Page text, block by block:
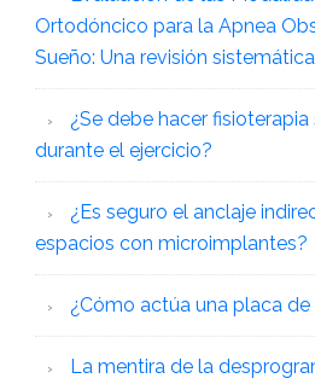
Ortodóncico para la Apnea
Sueño: Una revisión sistemática
¿Se debe hacer
durante el ejercicio?
¿Es seguro el anclaje
espacios con microimplantes?
¿Cómo actúa una placa de
La mentira de la